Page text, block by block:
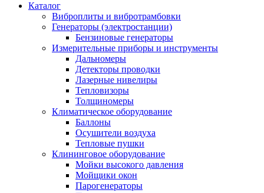
Каталог
Виброплиты и вибротрамбовки
Генераторы (электростанции)
Бензиновые генераторы
Измерительные приборы и инструменты
Дальномеры
Детекторы проводки
Лазерные нивелиры
Тепловизоры
Толщиномеры
Климатическое оборудование
Баллоны
Осушители воздуха
Тепловые пушки
Клининговое оборудование
Мойки высокого давления
Мойщики окон
Парогенераторы